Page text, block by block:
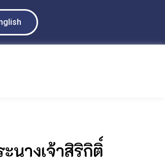
นางเจ้าสิริกิติ์